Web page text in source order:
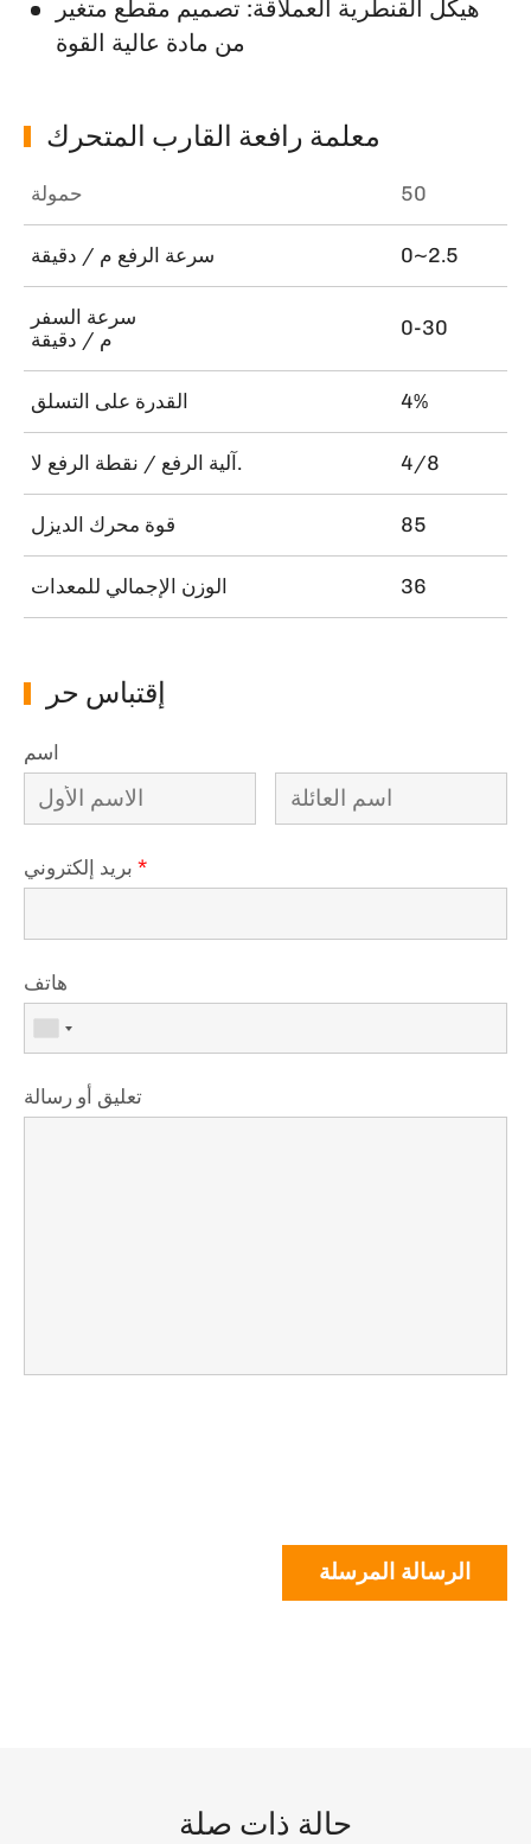
هيكل القنطرية العملاقة: تصميم مقطع متغير
من مادة عالية القوة
معلمة رافعة القارب المتحرك
حمولة 50
سرعة الرفع م / دقيقة 0~2.5
سرعة السفر
م / دقيقة
0-30
القدرة على التسلق 4%
آلية الرفع / نقطة الرفع لا. 4/8
قوة محرك الديزل 85
الوزن الإجمالي للمعدات 36
إقتباس حر
اسم
*
هاتف
تعليق أو رسالة
الرسالة المرسلة
حالة ذات صلة